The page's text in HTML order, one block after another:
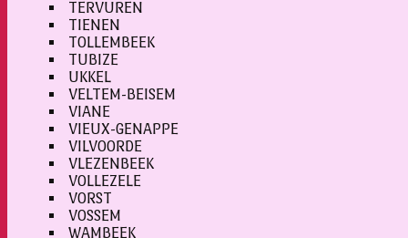
TERVUREN
TIENEN
TOLLEMBEEK
TUBIZE
UKKEL
VELTEM-BEISEM
VIANE
VIEUX-GENAPPE
VILVOORDE
VLEZENBEEK
VOLLEZELE
VORST
VOSSEM
WAMBEEK